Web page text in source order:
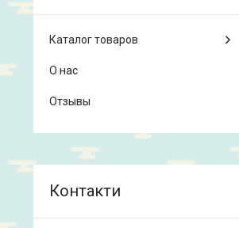
Каталог товаров
О нас
Отзывы